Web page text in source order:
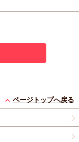
ページトップへ戻る